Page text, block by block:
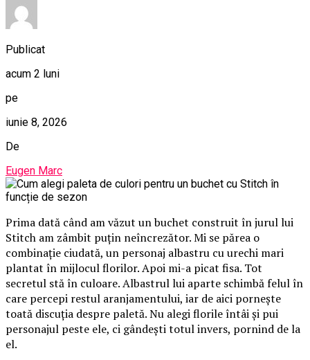
Publicat
acum 2 luni
pe
iunie 8, 2026
De
Eugen Marc
Prima dată când am văzut un buchet construit în jurul lui
Stitch am zâmbit puțin neîncrezător. Mi se părea o
combinație ciudată, un personaj albastru cu urechi mari
plantat în mijlocul florilor. Apoi mi-a picat fisa. Tot
secretul stă în culoare. Albastrul lui aparte schimbă felul în
care percepi restul aranjamentului, iar de aici pornește
toată discuția despre paletă. Nu alegi florile întâi și pui
personajul peste ele, ci gândești totul invers, pornind de la
el.